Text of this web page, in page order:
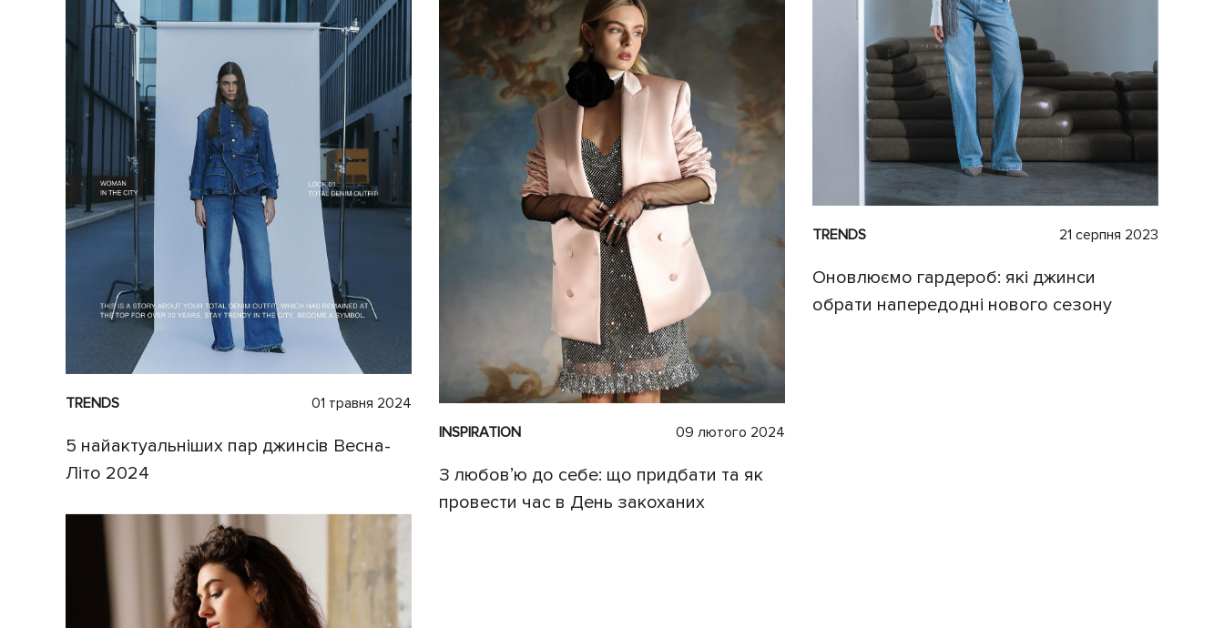
TRENDS 01 травня 2024
5 найактуальніших пар джинсів Весна-
Літо 2024
INSPIRATION 09 лютого 2024
З любовʼю до себе: що придбати та як
провести час в День закоханих
TRENDS 21 серпня 2023
Оновлюємо гардероб: які джинси
обрати напередодні нового сезону